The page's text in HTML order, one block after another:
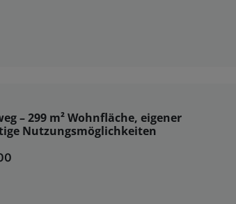
– 299 m² Wohnfläche, eigener
Nutzungsmöglichkeiten